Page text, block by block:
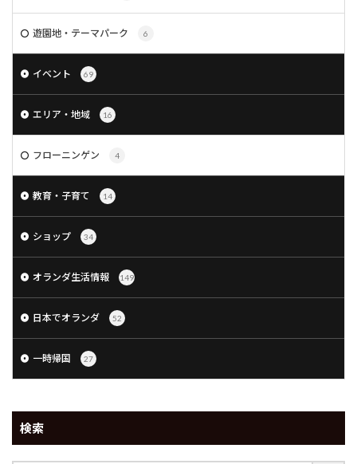
遊園地・テーマパーク 6
イベント 69
エリア・地域 16
フローニンゲン 4
教育・子育て 14
ショップ 34
オランダ生活情報 149
日本でオランダ 52
一時帰国 27
検索